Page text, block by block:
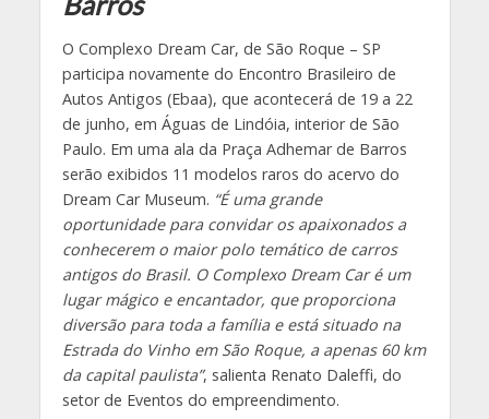
O Complexo Dream Car, de São Roque – SP
participa novamente do Encontro Brasileiro de
Autos Antigos (Ebaa), que acontecerá de 19 a 22
de junho, em Águas de Lindóia, interior de São
Paulo. Em uma ala da Praça Adhemar de Barros
serão exibidos 11 modelos raros do acervo do
Dream Car Museum. “É uma grande
oportunidade para convidar os apaixonados a
conhecerem o maior polo temático de carros
antigos do Brasil. O Complexo Dream Car é um
lugar mágico e encantador, que proporciona
diversão para toda a família e está situado na
Estrada do Vinho em São Roque, a apenas 60 km
da capital paulista”, salienta Renato Daleffi, do
setor de Eventos do empreendimento.